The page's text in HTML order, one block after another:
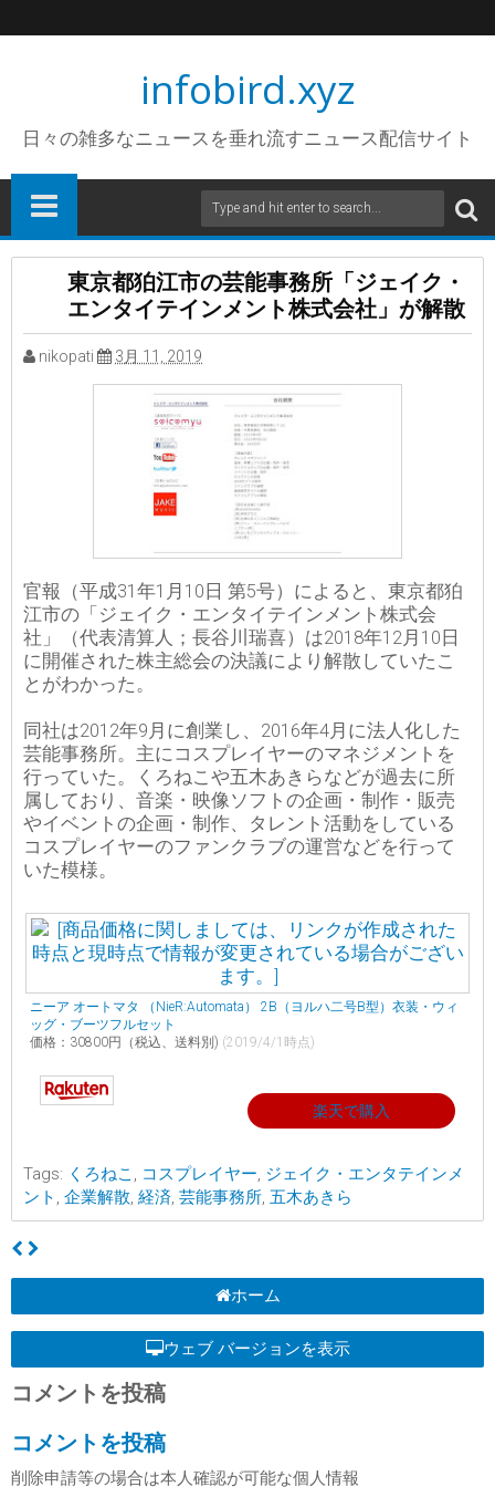
infobird.xyz
日々の雑多なニュースを垂れ流すニュース配信サイト
東京都狛江市の芸能事務所「ジェイク・
エンタイテインメント株式会社」が解散
nikopati 3月 11, 2019
官報（平成31年1月10日 第5号）によると、東京都狛
江市の「ジェイク・エンタイテインメント株式会
社」（代表清算人；長谷川瑞喜）は2018年12月10日
に開催された株主総会の決議により解散していたこ
とがわかった。
同社は2012年9月に創業し、2016年4月に法人化した
芸能事務所。主にコスプレイヤーのマネジメントを
行っていた。くろねこや五木あきらなどが過去に所
属しており、音楽・映像ソフトの企画・制作・販売
やイベントの企画・制作、タレント活動をしている
コスプレイヤーのファンクラブの運営などを行って
いた模様。
ニーア オートマタ （NieR:Automata） 2B（ヨルハ二号B型）衣装・ウィ
ッグ・ブーツフルセット
価格：30800円（税込、送料別) (2019/4/1時点)
楽天で購入
Tags: くろねこ , コスプレイヤー, ジェイク・エンタテインメ
ント , 企業解散, 経済, 芸能事務所, 五木あきら
ホーム
ウェブ バージョンを表示
コメントを投稿
コメントを投稿
削除申請等の場合は本人確認が可能な個人情報